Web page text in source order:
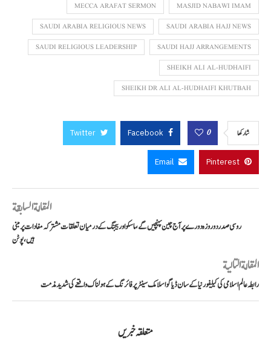
MASJID NABAWI IMAM
MECCA ARAFAT SERMON
SAUDI ARABIA HAJJ NEWS
SAUDI ARABIA RELIGIOUS NEWS
SAUDI HAJJ ARRANGEMENTS
SAUDI RELIGIOUS LEADERSHIP
SHEIKH ALI AL-HUDHAIFI
SHEIKH DR ALI AL-HUDHAIFI KHUTBAH
شاركها 0
Facebook
Twitter
Pinterest
Email
المقالة السابقة
روسی صدر دو روزہ دورے پر آج چین پہنچیں گے، ماسکو اور بیجنگ کے درمیان تعلقات مشترکہ مفادات پر مبنی
ہیں، پوٹن
المقالة التالية
رابطہ عالم اسلامی کی کیلیفورنیا کے سان ڈیاگو اسلامک سینٹر پر فائرنگ کے ہولناک واقعے کی شدید مذمت
متعلقہ خبریں